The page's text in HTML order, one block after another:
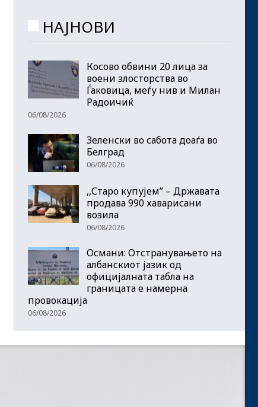
НАЈНОВИ
Косово обвини 20 лица за
воени злосторства во
Ѓаковица, меѓу нив и Милан
Радоичиќ
06/08/2026
Зеленски во сабота доаѓа во
Белград
06/08/2026
,,Старо купујем” – Државата
продава 990 хаварисани
возила
06/08/2026
Османи: Отстранувањето на
албанскиот јазик од
официјалната табла на
границата е намерна
провокација
06/08/2026